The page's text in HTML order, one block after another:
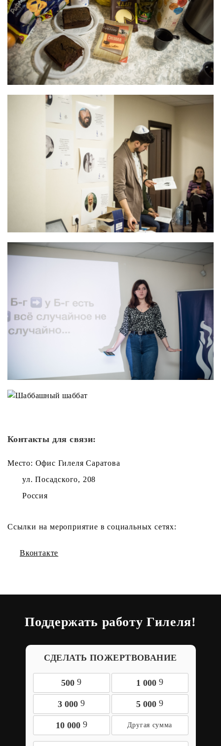
Контакты для связи:
Место: Офис Гилеля Саратова
ул. Посадского, 208
Россия
Ссылки на мероприятие в социальных сетях:
Вконтакте
Поддержать работу Гилеля!
СДЕЛАТЬ ПОЖЕРТВОВАНИЕ
500 9 1 000 9
3 000 9 5 000 9
10 000 9